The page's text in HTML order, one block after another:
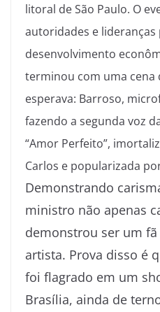
litoral de São Paulo. O
autoridades e
desenvolvimento
terminou com uma cena
esperava: Barroso,
fazendo a segunda voz
“Amor Perfeito”,
Carlos e popularizada
Demonstrando
ministro não apenas
demonstrou ser um
artista. Prova disso é
foi flagrado em um
Brasília, ainda de